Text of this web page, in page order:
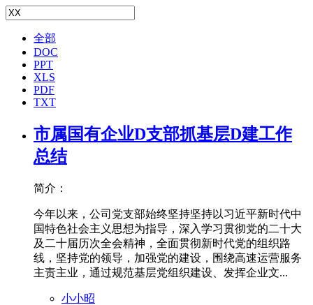
全部
DOC
PPT
XLS
PDF
TXT
市属国有企业D支部抓基层D建工作
总结
简介：
今年以来，公司党支部始终坚持坚持以习近平新时代中
国特色社会主义思想为指导，深入学习贯彻党的二十大
及二十届历次全会精神，全面贯彻新时代党的组织路
线，坚持党的领导，加强党的建设，围绕高速运营服务
主责主业，通过规范基层党组织建设、发挥企业文...
小小昭